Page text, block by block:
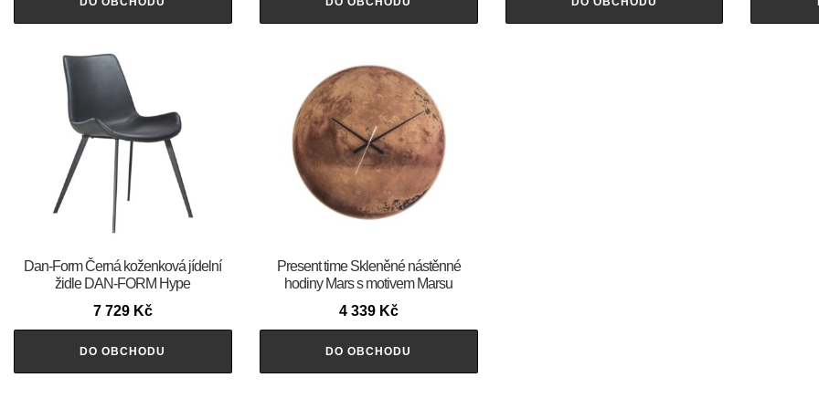
​​​​​Dan-Form Černá koženková jídelní
židle DAN-FORM Hype
7 729 Kč
DO OBCHODU
Present time Skleněné nástěnné
hodiny Mars s motivem Marsu
4 339 Kč
DO OBCHODU